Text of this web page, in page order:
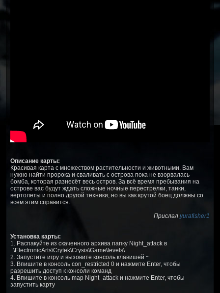
Описание карты:
Красивая карта с множеством растительности и животными. Вам
нужно найти пророка и сваливать с острова пока не взорвалась
бомба, которая разнесёт весь остров. За всё время пребывания на
острове вас будут ждать сложные ночные перестрелки, танки,
вертолеты и полно другой техники, но вы как крутой боец должны со
всем этим справится.
Прислал yurafisher1
Установка карты:
1. Распакуйте из скаченного архива папку Night_attack в
..\ElectronicArts\Crytek\Crysis\Game\levels\
2. Запустите игру и вызовите консоль клавишей ~
3. Впишите в консоль con_restricted 0 и нажмите Enter, чтобы
разрешить доступ к консоли команд
4. Впишите в консоль map Night_attack и нажмите Enter, чтобы
запустить карту